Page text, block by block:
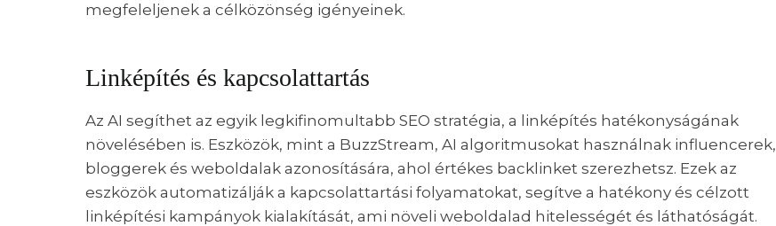
megfeleljenek a célközönség igényeinek.
Linképítés és kapcsolattartás
Az AI segíthet az egyik legkifinomultabb SEO stratégia, a linképítés hatékonyságának
növelésében is. Eszközök, mint a BuzzStream, AI algoritmusokat használnak influencerek,
bloggerek és weboldalak azonosítására, ahol értékes backlinket szerezhetsz. Ezek az
eszközök automatizálják a kapcsolattartási folyamatokat, segítve a hatékony és célzott
linképítési kampányok kialakítását, ami növeli weboldalad hitelességét és láthatóságát.